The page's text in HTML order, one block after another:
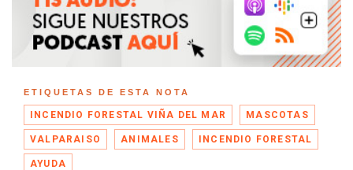
ETIQUETAS DE ESTA NOTA
INCENDIO FORESTAL VIÑA DEL MAR MASCOTAS
VALPARAISO ANIMALES INCENDIO FORESTAL
AYUDA